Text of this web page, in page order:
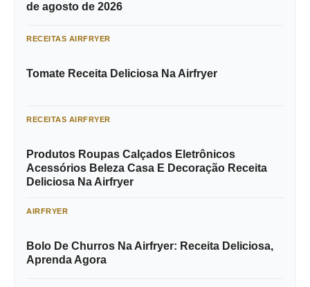
de agosto de 2026
RECEITAS AIRFRYER
Tomate Receita Deliciosa Na Airfryer
RECEITAS AIRFRYER
Produtos Roupas Calçados Eletrônicos
Acessórios Beleza Casa E Decoração Receita
Deliciosa Na Airfryer
AIRFRYER
Bolo De Churros Na Airfryer: Receita Deliciosa,
Aprenda Agora